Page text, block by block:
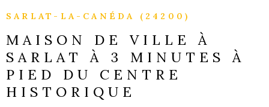
SARLAT-LA-CANÉDA (24200)
MAISON DE VILLE À
SARLAT À 3 MINUTES À
PIED DU CENTRE
HISTORIQUE